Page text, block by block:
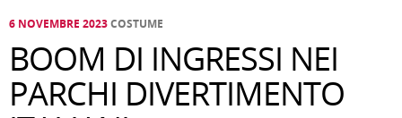
E SPETTACOLI POLITICA
DELLE IDEE FATTI DELLO SPIRITO
6 NOVEMBRE 2023COSTUME
BOOM DI INGRESSI NEI
PARCHI DIVERTIMENTO